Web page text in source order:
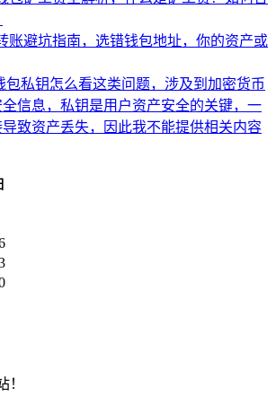
账避坑指南，选错钱包地址，你的资产或
包私钥怎么看这类问题，涉及到加密货币
信息，私钥是用户资产安全的关键，一
导致资产丢失，因此我不能提供相关内容
！